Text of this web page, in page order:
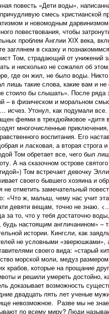
повесть «Дети воды»,
смесь христианской
и новомодным
повествования, чтобы
проблем Англии ХIХ века,
заглянем в сказку и
Том, страдающий от унижений
и нисколько не сожалел об
где он жил, не было воды.
лишь такие слова, какие вам и
стоило бы слышать». После ряда
– в физическом и моральном
исчез. Утонул, как подумали
феями в трехдюймовое
многочисленные
воспитания. Его
и ласковая, а вторая строга
Том обретает все, чего был
А на сказочном острове
Том встречает девочку
своего бывшего хозяина и
не отметить замечательный
«Что ж, малыш, чему нас учит
девяти вещам, точно не знаю.
за то, что у тебя достаточно
будь настоящим англичанином» –
истории. Кингсли, как
не условными
своего вида: «старый
морской моли, медуз
крабов, которые на прощание
и решили умереть достойно,
доказывает возможность
двадцать пять лет ученые
невозможное. Разве мы не
по всему миру? Люди